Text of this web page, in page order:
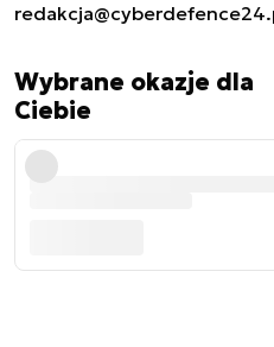
Wybrane okazje dla
Ciebie